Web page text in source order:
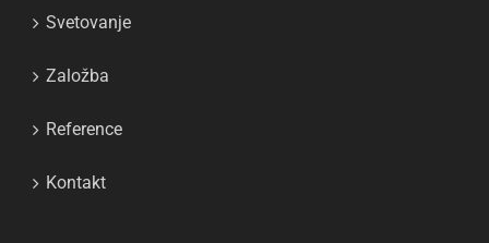
Svetovanje
Založba
Reference
Kontakt